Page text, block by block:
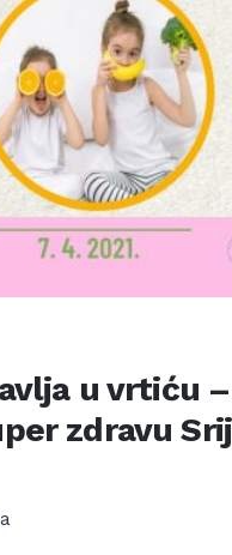
u vrtiću –
zdravu